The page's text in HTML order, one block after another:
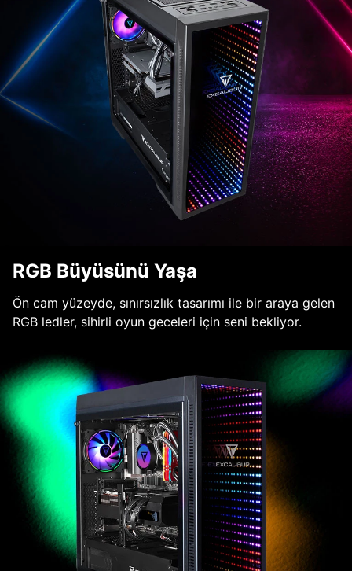
RGB Büyüsünü Yaşa
Ön cam yüzeyde, sınırsızlık tasarımı ile bir araya gelen
RGB ledler, sihirli oyun geceleri için seni bekliyor.